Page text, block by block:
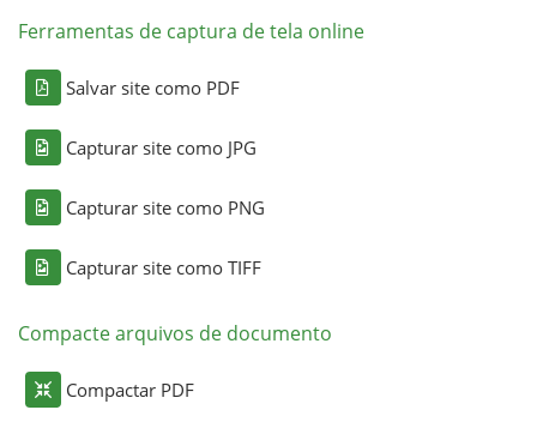
Ferramentas de captura de tela online
Salvar site como PDF
Capturar site como JPG
Capturar site como PNG
Capturar site como TIFF
Compacte arquivos de documento
Compactar PDF